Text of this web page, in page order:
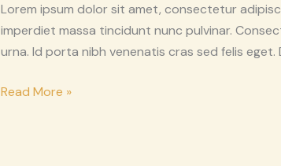
Lorem ipsum dolor sit amet, consectetur
imperdiet massa tincidunt nunc pulvinar.
urna. Id porta nibh venenatis cras sed felis
Read More »